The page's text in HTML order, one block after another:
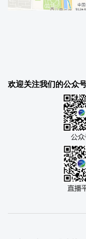
欢迎关注我们的公众